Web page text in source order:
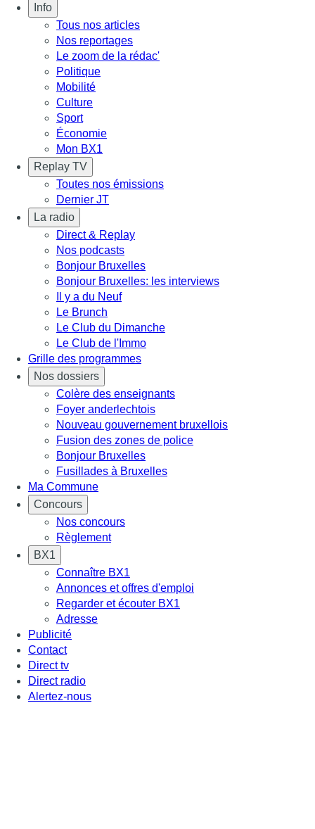
Info
Tous nos articles
Nos reportages
Le zoom de la rédac'
Politique
Mobilité
Culture
Sport
Économie
Mon BX1
Replay TV
Toutes nos émissions
Dernier JT
La radio
Direct & Replay
Nos podcasts
Bonjour Bruxelles
Bonjour Bruxelles: les interviews
Il y a du Neuf
Le Brunch
Le Club du Dimanche
Le Club de l'Immo
Grille des programmes
Nos dossiers
Colère des enseignants
Foyer anderlechtois
Nouveau gouvernement bruxellois
Fusion des zones de police
Bonjour Bruxelles
Fusillades à Bruxelles
Ma Commune
Concours
Nos concours
Règlement
BX1
Connaître BX1
Annonces et offres d'emploi
Regarder et écouter BX1
Adresse
Publicité
Contact
Direct tv
Direct radio
Alertez-nous